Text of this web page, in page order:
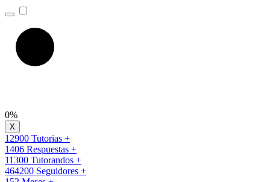
0%
12900 Tutorias +
1406 Respuestas +
11300 Tutorandos +
464200 Seguidores +